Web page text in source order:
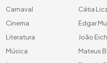
Carnaval
Cinema
Literatura
Música
Cátia
Edgar
João
Mateus